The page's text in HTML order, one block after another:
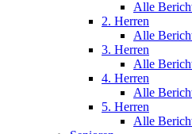
Alle
2. Herren
Alle
3. Herren
Alle
4. Herren
Alle
5. Herren
Alle